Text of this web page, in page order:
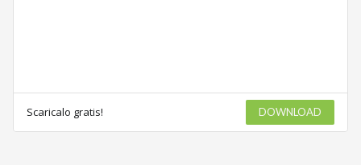
Scaricalo gratis! DOWNLOAD